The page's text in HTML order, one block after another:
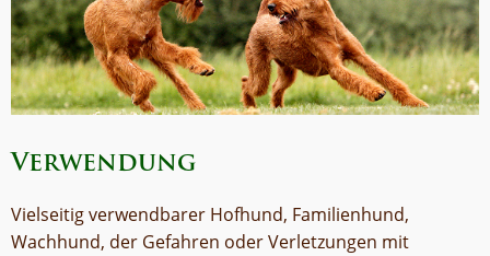
Verwendung
Vielseitig verwendbarer Hofhund, Familienhund,
Wachhund, der Gefahren oder Verletzungen mit